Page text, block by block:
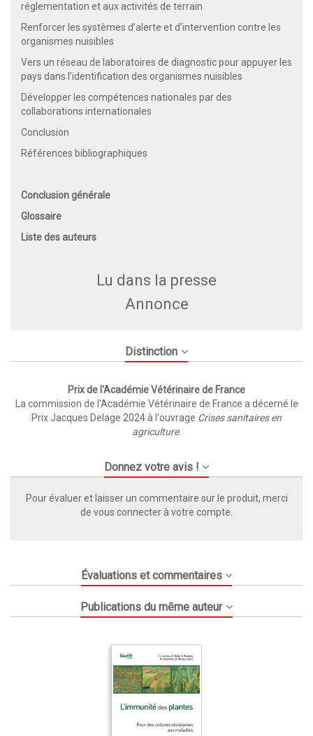
réglementation et aux activités de terrain
Renforcer les systèmes d’alerte et d’intervention contre les
organismes nuisibles
Vers un réseau de laboratoires de diagnostic pour appuyer les
pays dans l’identification des organismes nuisibles
Développer les compétences nationales par des
collaborations internationales
Conclusion
Références bibliographiques
Conclusion générale
Glossaire
Liste des auteurs
Lu dans la presse
Annonce
Distinction
Prix de l'Académie Vétérinaire de France
La commission de l'Académie Vétérinaire de France a décerné le
Prix Jacques Delage 2024 à l'ouvrage Crises sanitaires en
agriculture.
Donnez votre avis !
Pour évaluer et laisser un commentaire sur le produit, merci
de vous connecter à votre compte.
Évaluations et commentaires
Publications du même auteur